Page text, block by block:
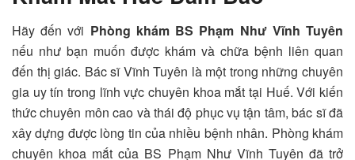
Hãy đến với Phòng khám BS Phạm Như Vĩnh Tuyên
nếu như bạn muốn được khám và chữa bệnh liên quan
đến thị giác. Bác sĩ Vĩnh Tuyên là một trong những chuyên
gia uy tín trong lĩnh vực chuyên khoa mắt tại Huế. Với kiến
thức chuyên môn cao và thái độ phục vụ tận tâm, bác sĩ đã
xây dựng được lòng tin của nhiều bệnh nhân. Phòng khám
chuyên khoa mắt của BS Phạm Như Vĩnh Tuyên đã trở